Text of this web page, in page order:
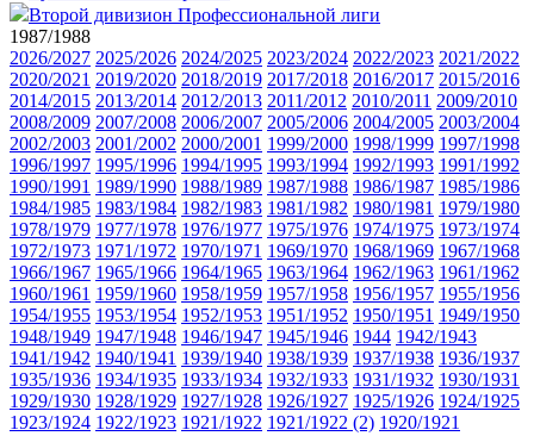
Второй дивизион Профессиональной лиги
1987/1988
2026/2027 2025/2026 2024/2025 2023/2024 2022/2023 2021/2022
2020/2021 2019/2020 2018/2019 2017/2018 2016/2017 2015/2016
2014/2015 2013/2014 2012/2013 2011/2012 2010/2011 2009/2010
2008/2009 2007/2008 2006/2007 2005/2006 2004/2005 2003/2004
2002/2003 2001/2002 2000/2001 1999/2000 1998/1999 1997/1998
1996/1997 1995/1996 1994/1995 1993/1994 1992/1993 1991/1992
1990/1991 1989/1990 1988/1989 1987/1988 1986/1987 1985/1986
1984/1985 1983/1984 1982/1983 1981/1982 1980/1981 1979/1980
1978/1979 1977/1978 1976/1977 1975/1976 1974/1975 1973/1974
1972/1973 1971/1972 1970/1971 1969/1970 1968/1969 1967/1968
1966/1967 1965/1966 1964/1965 1963/1964 1962/1963 1961/1962
1960/1961 1959/1960 1958/1959 1957/1958 1956/1957 1955/1956
1954/1955 1953/1954 1952/1953 1951/1952 1950/1951 1949/1950
1948/1949 1947/1948 1946/1947 1945/1946 1944 1942/1943
1941/1942 1940/1941 1939/1940 1938/1939 1937/1938 1936/1937
1935/1936 1934/1935 1933/1934 1932/1933 1931/1932 1930/1931
1929/1930 1928/1929 1927/1928 1926/1927 1925/1926 1924/1925
1923/1924 1922/1923 1921/1922 1921/1922 (2) 1920/1921